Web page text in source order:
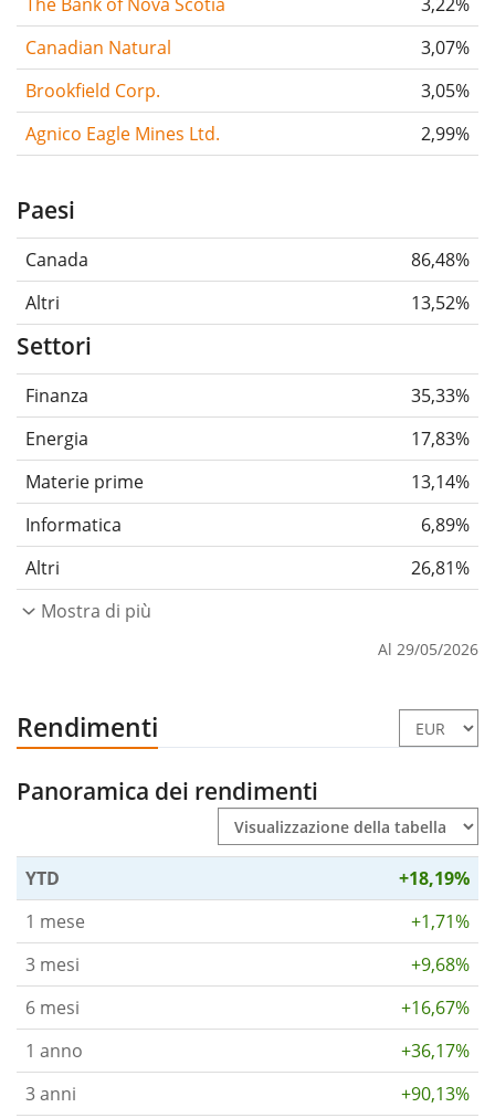
Canadian Natural
3,07%
Brookfield Corp.
3,05%
Agnico Eagle Mines Ltd.
2,99%
Paesi
Canada
86,48%
Altri
13,52%
Settori
Finanza
35,33%
Energia
17,83%
Materie prime
13,14%
Informatica
6,89%
Altri
26,81%
Mostra di più
Al 29/05/2026
Rendimenti
Panoramica dei rendimenti
YTD
+18,19%
1 mese
+1,71%
3 mesi
+9,68%
6 mesi
+16,67%
1 anno
+36,17%
3 anni
+90,13%